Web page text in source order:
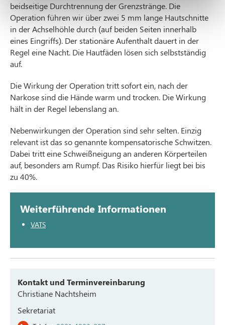
beidseitige Durchtrennung der Grenzstränge. Die
Operation führen wir über zwei 5 mm lange Hautschnitte
in der Achselhöhle durch (auf beiden Seiten innerhalb
eines Eingriffs). Der stationäre Aufenthalt dauert in der
Regel eine Nacht. Die Hautfäden lösen sich selbstständig
auf.
Die Wirkung der Operation tritt sofort ein, nach der
Narkose sind die Hände warm und trocken. Die Wirkung
hält in der Regel lebenslang an.
Nebenwirkungen der Operation sind sehr selten. Einzig
relevant ist das so genannte kompensatorische Schwitzen.
Dabei tritt eine Schweißneigung an anderen Körperteilen
auf, besonders am Rumpf. Das Risiko hierfür liegt bei bis
zu 40%.
Weiterführende Informationen
VATS
Kontakt und Terminvereinbarung
Christiane Nachtsheim
Sekretariat